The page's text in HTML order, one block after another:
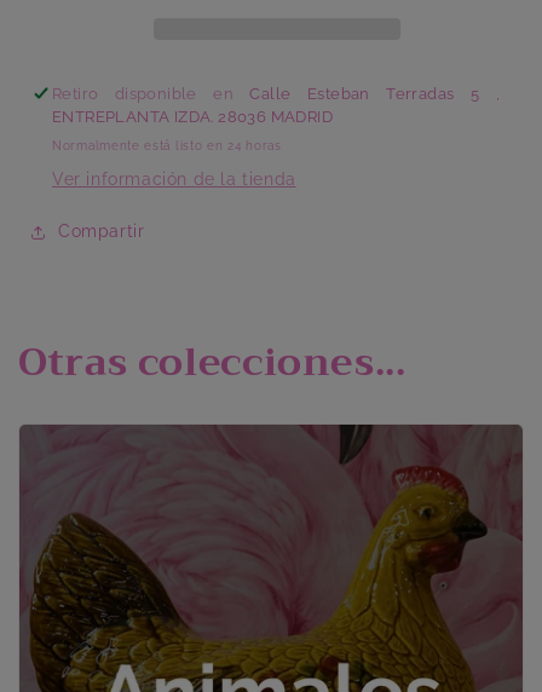
Retiro disponible enCalle Esteban Terradas 5 ,
ENTREPLANTA IZDA. 28036 MADRID
Normalmente está listo en 24 horas
Ver información de la tienda
Compartir
Otras colecciones...